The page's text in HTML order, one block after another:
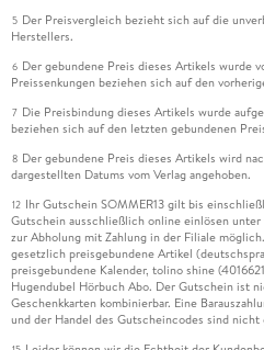
5 Der Preisvergleich bezieht sich auf die
Herstellers.
6 Der gebundene Preis dieses Artikels wurde
Preissenkungen beziehen sich auf den
7 Die Preisbindung dieses Artikels wurde
beziehen sich auf den letzten gebundenen
8 Der gebundene Preis dieses Artikels wird
dargestellten Datums vom Verlag angehoben.
12 Ihr Gutschein SOMMER13 gilt bis
Gutschein ausschließlich online einlösen
zur Abholung mit Zahlung in der Filiale
gesetzlich preisgebundene Artikel
preisgebundene Kalender, tolino shine
Hugendubel Hörbuch Abo. Der Gutschein ist
Geschenkkarten kombinierbar. Eine
und der Handel des Gutscheincodes sind